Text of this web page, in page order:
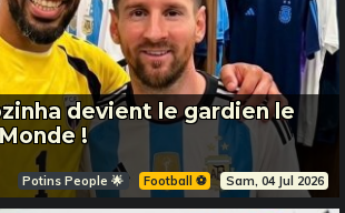
devient le gardien le
!
Potins People 🌟 Football ⚽️ Sam, 04 Jul 2026